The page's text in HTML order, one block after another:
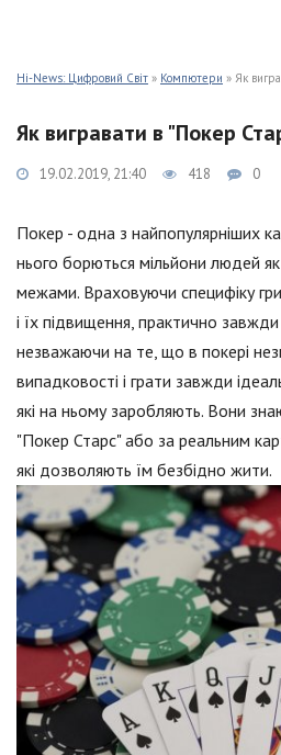
Hi-News: Цифровий Світ » Компютери » Як
Як вигравати в "Покер
19.02.2019, 21:40 418 0
Покер - одна з найпопулярніших
нього борються мільйони людей як
межами. Враховуючи специфіку
і їх підвищення, практично завжди
незважаючи на те, що в покері
випадковості і грати завжди
які на ньому заробляють. Вони
"Покер Старс" або за реальним
які дозволяють їм безбідно жити.